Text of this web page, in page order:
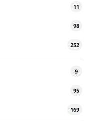
11
98
252
9
95
169